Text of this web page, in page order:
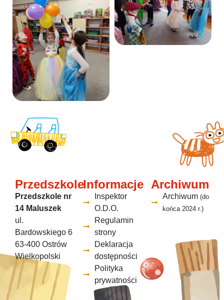
Przedszkole
Przedszkole nr
14 Maluszek
ul.
Bardowskiego 6
63-400 Ostrów
Wielkopolski
Informacje
Inspektor
O.D.O.
Regulamin
strony
Deklaracja
dostępności
Polityka
prywatności
Archiwum
Archiwum (do
końca 2024 r.)